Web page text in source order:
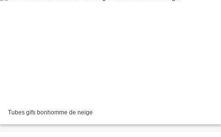
Tubes gifs bonhomme de neige